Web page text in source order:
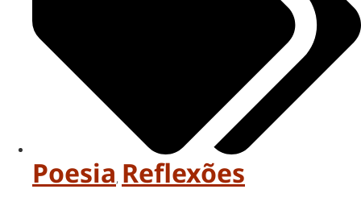
Poesia, Reflexões